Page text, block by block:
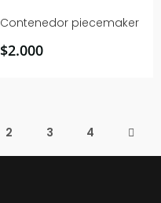
Contenedor piecemaker
$2.000
2 3 4